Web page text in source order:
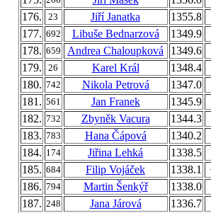
176.
23 Jiří Janatka
1355.8
177. 692 Libuše Bednarzová
1349.9
178. 659 Andrea Chaloupková
1349.6
179.
26 Karel Král
1348.4
180. 742 Nikola Petrová
1347.0
181. 561 Jan Franek
1345.9
182. 732 Zbyněk Vacura
1344.3
183. 783 Hana Čápová
1340.2
184. 174 Jiřina Lehká
1338.5
185. 684 Filip Vojáček 1338.1
186. 794 Martin Šenkýř
1338.0
187. 248 Jana Járová
1336.7